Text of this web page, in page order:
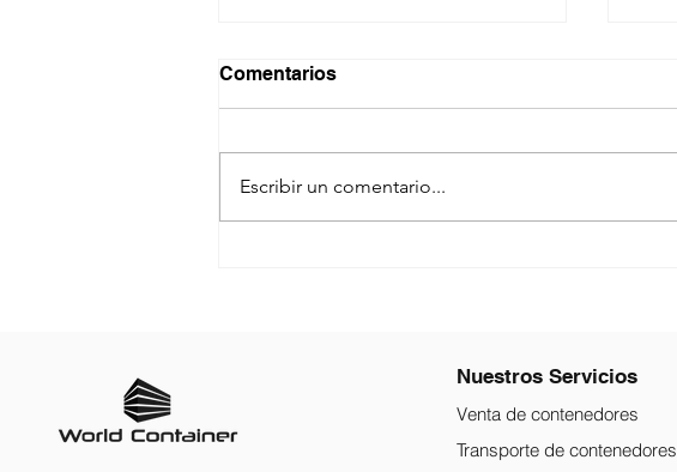
Comentarios
Escribir un comentario...
Nuestros Servicios
Venta de contenedores
Transporte de contenedores